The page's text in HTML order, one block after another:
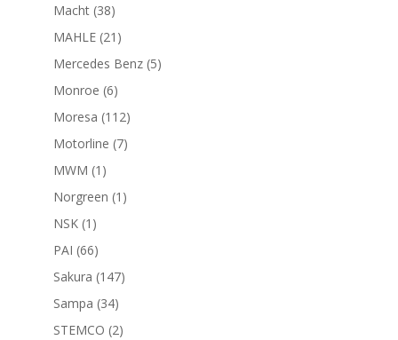
Macht 3838
productos
MAHLE 21 21
productos
Mercedes Benz 55
Monroe 66
productos
Moresa 112112
productos
Motorline 77
MWM 1 1
producto
Norgreen 1 1
NSK 1 1
producto
PAI 6666
productos
Sakura 147147
Sampa 3434
productos
STEMCO 22